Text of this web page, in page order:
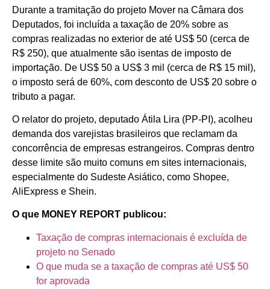
Durante a tramitação do projeto Mover na Câmara dos
Deputados, foi incluída a taxação de 20% sobre as
compras realizadas no exterior de até US$ 50 (cerca de
R$ 250), que atualmente são isentas de imposto de
importação. De US$ 50 a US$ 3 mil (cerca de R$ 15 mil),
o imposto será de 60%, com desconto de US$ 20 sobre o
tributo a pagar.
O relator do projeto, deputado Átila Lira (PP-PI), acolheu
demanda dos varejistas brasileiros que reclamam da
concorrência de empresas estrangeiros. Compras dentro
desse limite são muito comuns em sites internacionais,
especialmente do Sudeste Asiático, como Shopee,
AliExpress e Shein.
O que MONEY REPORT publicou:
Taxação de compras internacionais é excluída de
projeto no Senado
O que muda se a taxação de compras até US$ 50
for aprovada